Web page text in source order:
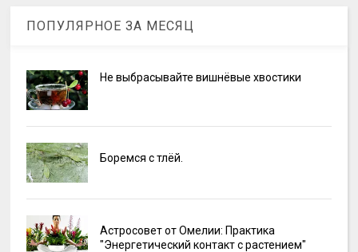
ПОПУЛЯРНОЕ ЗА МЕСЯЦ
Не выбрасывайте вишнёвые хвостики
Боремся с тлёй.
Астросовет от Омелии: Практика
"Энергетический контакт с растением"